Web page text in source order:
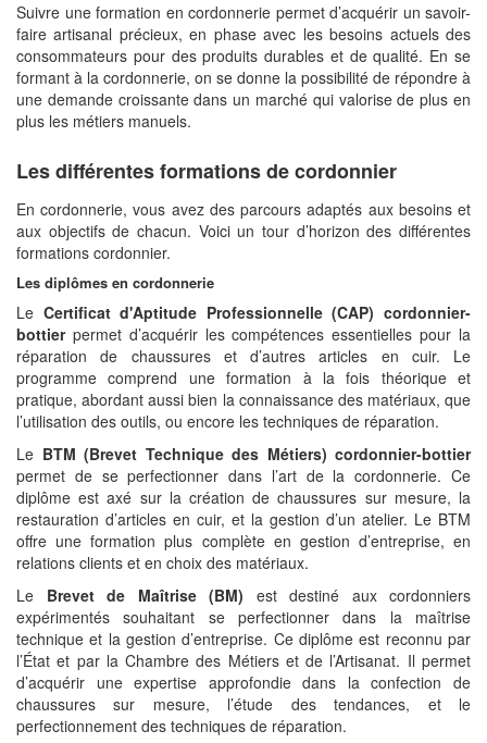
Suivre une formation en cordonnerie permet d’acquérir un savoir-
faire artisanal précieux, en phase avec les besoins actuels des
consommateurs pour des produits durables et de qualité. En se
formant à la cordonnerie, on se donne la possibilité de répondre à
une demande croissante dans un marché qui valorise de plus en
plus les métiers manuels.
Les différentes formations de cordonnier
En cordonnerie, vous avez des parcours adaptés aux besoins et
aux objectifs de chacun. Voici un tour d’horizon des différentes
formations cordonnier.
Les diplômes en cordonnerie
Le Certificat d'Aptitude Professionnelle (CAP) cordonnier-
bottierpermet d’acquérir les compétences essentielles pour la
réparation de chaussures et d’autres articles en cuir. Le
programme comprend une formation à la fois théorique et
pratique, abordant aussi bien la connaissance des matériaux, que
l’utilisation des outils, ou encore les techniques de réparation.
Le BTM (Brevet Technique des Métiers) cordonnier-bottier
permet de se perfectionner dans l’art de la cordonnerie. Ce
diplôme est axé sur la création de chaussures sur mesure, la
restauration d’articles en cuir, et la gestion d’un atelier. Le BTM
offre une formation plus complète en gestion d’entreprise, en
relations clients et en choix des matériaux.
Le Brevet de Maîtrise (BM) est destiné aux cordonniers
expérimentés souhaitant se perfectionner dans la maîtrise
technique et la gestion d’entreprise. Ce diplôme est reconnu par
l’État et par la Chambre des Métiers et de l’Artisanat. Il permet
d’acquérir une expertise approfondie dans la confection de
chaussures sur mesure, l’étude des tendances, et le
perfectionnement des techniques de réparation.